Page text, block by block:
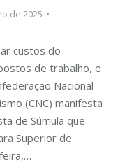
de 2025
custos do
de trabalho, e
Nacional
(CNC) manifesta
de Súmula que
Superior de